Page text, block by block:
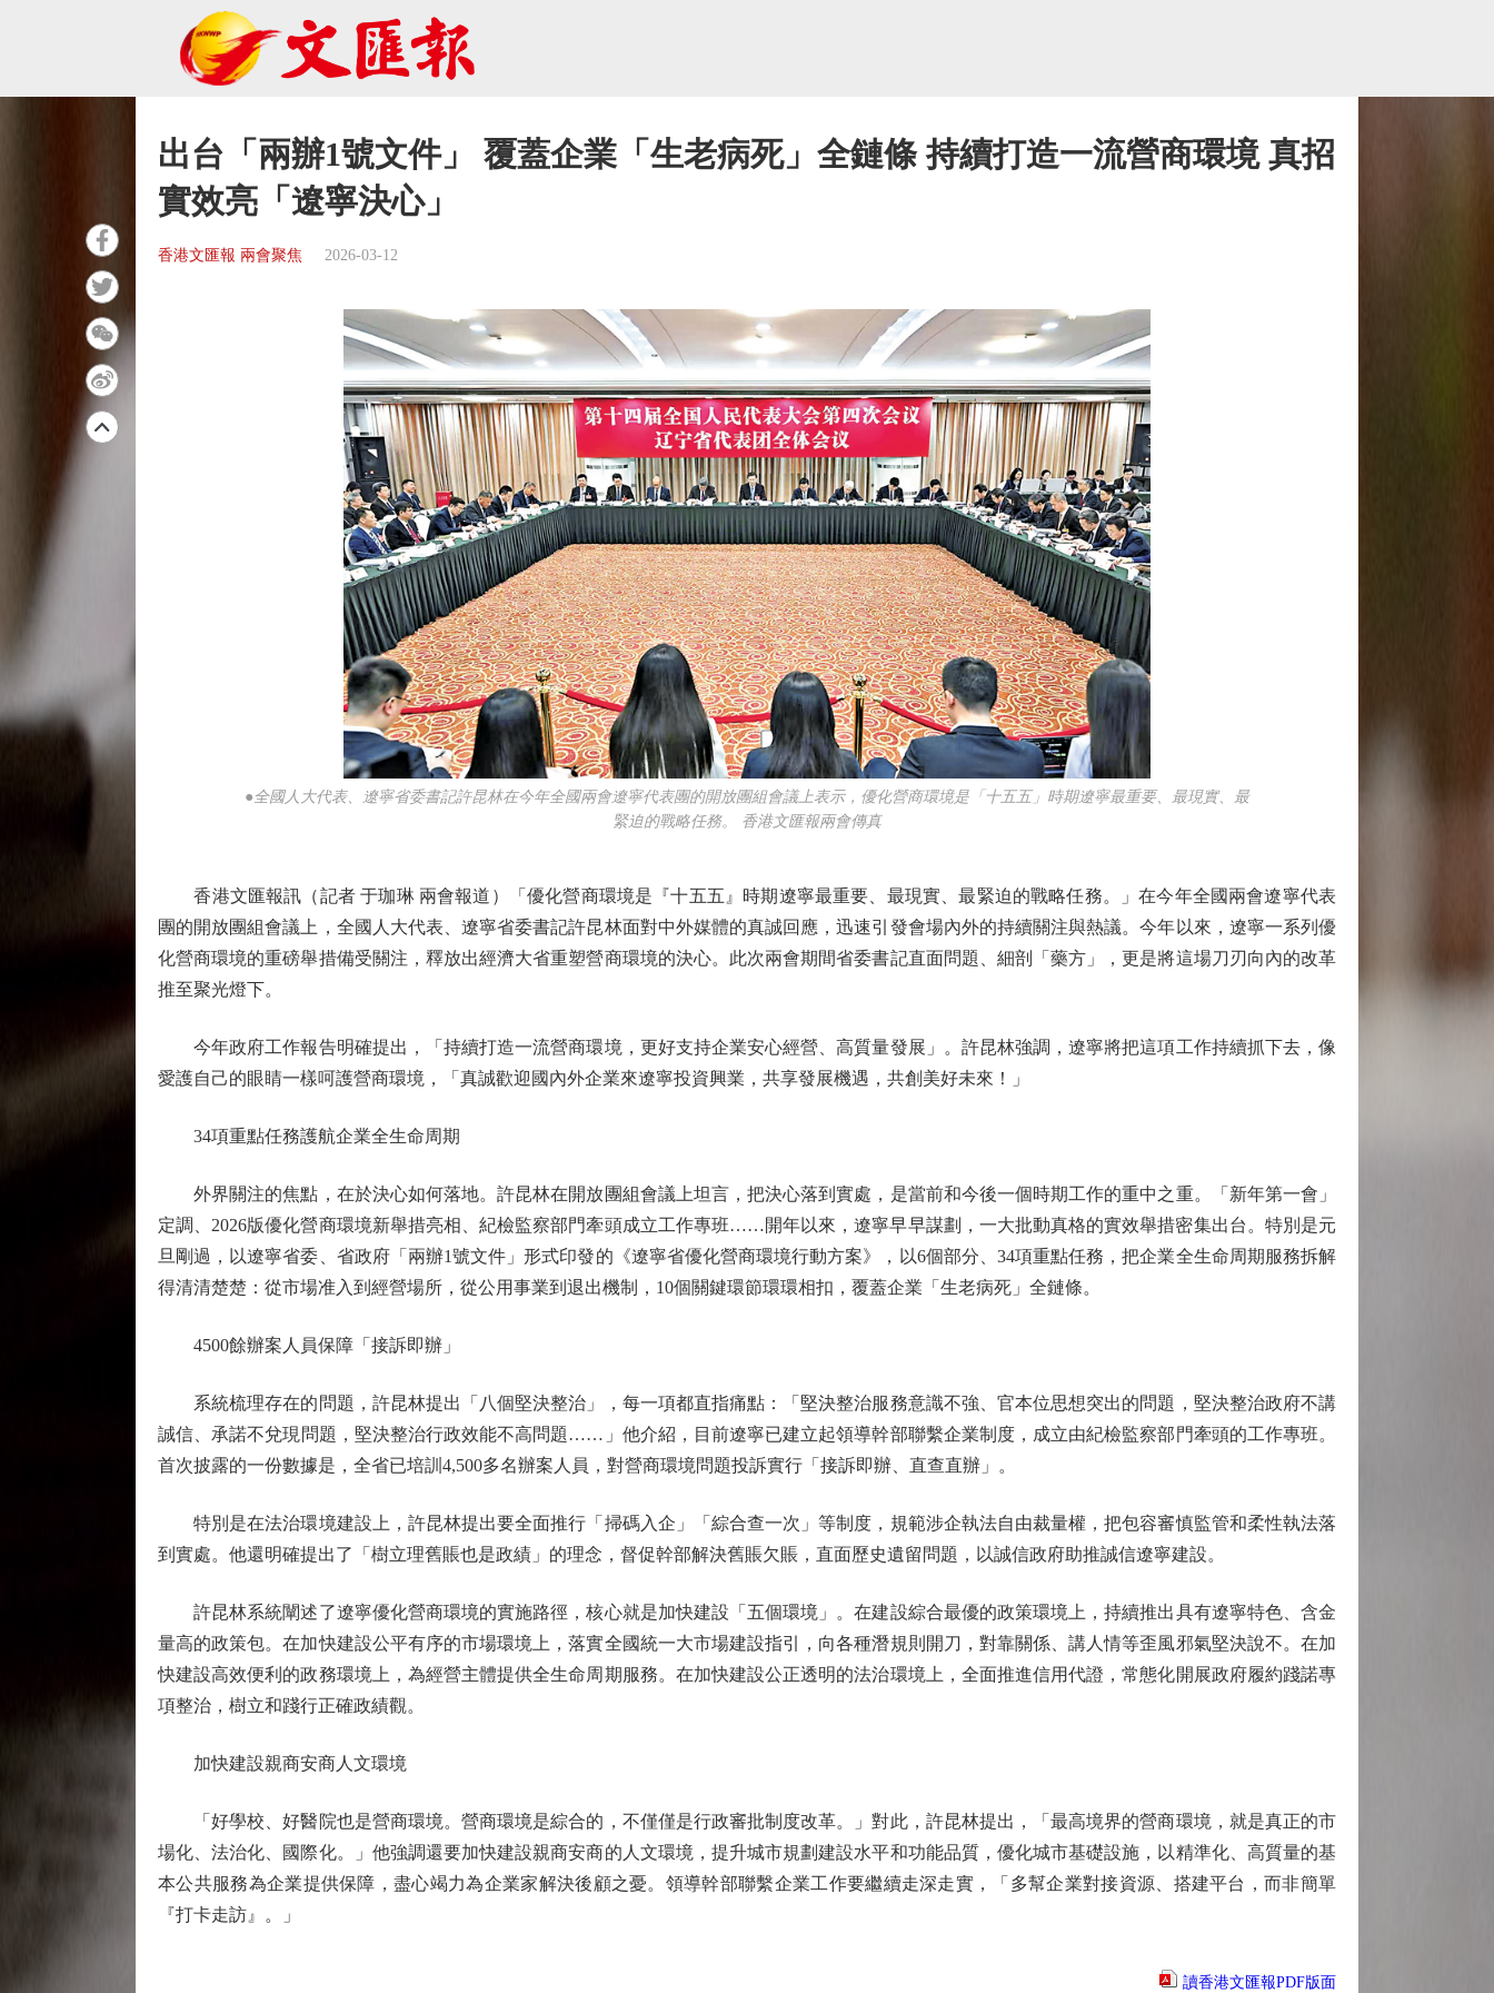
出台「兩辦1號文件」 覆蓋企業「生老病死」全鏈條 持續打造一流營商環境 真招
實效亮「遼寧決心」
香港文匯報 兩會聚焦 2026-03-12
●全國人大代表、遼寧省委書記許昆林在今年全國兩會遼寧代表團的開放團組會議上表示，優化營商環境是「十五五」時期遼寧最重要、最現實、最
緊迫的戰略任務。 香港文匯報兩會傳真
香港文匯報訊（記者 于珈琳 兩會報道）「優化營商環境是『十五五』時期遼寧最重要、最現實、最緊迫的戰略任務。」在今年全國兩會遼寧代表
團的開放團組會議上，全國人大代表、遼寧省委書記許昆林面對中外媒體的真誠回應，迅速引發會場內外的持續關注與熱議。今年以來，遼寧一系列優
化營商環境的重磅舉措備受關注，釋放出經濟大省重塑營商環境的決心。此次兩會期間省委書記直面問題、細剖「藥方」，更是將這場刀刃向內的改革
推至聚光燈下。
今年政府工作報告明確提出，「持續打造一流營商環境，更好支持企業安心經營、高質量發展」。許昆林強調，遼寧將把這項工作持續抓下去，像
愛護自己的眼睛一樣呵護營商環境，「真誠歡迎國內外企業來遼寧投資興業，共享發展機遇，共創美好未來！」
34項重點任務護航企業全生命周期
外界關注的焦點，在於決心如何落地。許昆林在開放團組會議上坦言，把決心落到實處，是當前和今後一個時期工作的重中之重。「新年第一會」
定調、2026版優化營商環境新舉措亮相、紀檢監察部門牽頭成立工作專班……開年以來，遼寧早早謀劃，一大批動真格的實效舉措密集出台。特別是元
旦剛過，以遼寧省委、省政府「兩辦1號文件」形式印發的《遼寧省優化營商環境行動方案》，以6個部分、34項重點任務，把企業全生命周期服務拆解
得清清楚楚：從市場准入到經營場所，從公用事業到退出機制，10個關鍵環節環環相扣，覆蓋企業「生老病死」全鏈條。
4500餘辦案人員保障「接訴即辦」
系統梳理存在的問題，許昆林提出「八個堅決整治」，每一項都直指痛點：「堅決整治服務意識不強、官本位思想突出的問題，堅決整治政府不講
誠信、承諾不兌現問題，堅決整治行政效能不高問題……」他介紹，目前遼寧已建立起領導幹部聯繫企業制度，成立由紀檢監察部門牽頭的工作專班。
首次披露的一份數據是，全省已培訓4,500多名辦案人員，對營商環境問題投訴實行「接訴即辦、直查直辦」。
特別是在法治環境建設上，許昆林提出要全面推行「掃碼入企」「綜合查一次」等制度，規範涉企執法自由裁量權，把包容審慎監管和柔性執法落
到實處。他還明確提出了「樹立理舊賬也是政績」的理念，督促幹部解決舊賬欠賬，直面歷史遺留問題，以誠信政府助推誠信遼寧建設。
許昆林系統闡述了遼寧優化營商環境的實施路徑，核心就是加快建設「五個環境」。在建設綜合最優的政策環境上，持續推出具有遼寧特色、含金
量高的政策包。在加快建設公平有序的市場環境上，落實全國統一大市場建設指引，向各種潛規則開刀，對靠關係、講人情等歪風邪氣堅決說不。在加
快建設高效便利的政務環境上，為經營主體提供全生命周期服務。在加快建設公正透明的法治環境上，全面推進信用代證，常態化開展政府履約踐諾專
項整治，樹立和踐行正確政績觀。
加快建設親商安商人文環境
「好學校、好醫院也是營商環境。營商環境是綜合的，不僅僅是行政審批制度改革。」對此，許昆林提出，「最高境界的營商環境，就是真正的市
場化、法治化、國際化。」他強調還要加快建設親商安商的人文環境，提升城市規劃建設水平和功能品質，優化城市基礎設施，以精準化、高質量的基
本公共服務為企業提供保障，盡心竭力為企業家解決後顧之憂。領導幹部聯繫企業工作要繼續走深走實，「多幫企業對接資源、搭建平台，而非簡單
『打卡走訪』。」
讀香港文匯報PDF版面